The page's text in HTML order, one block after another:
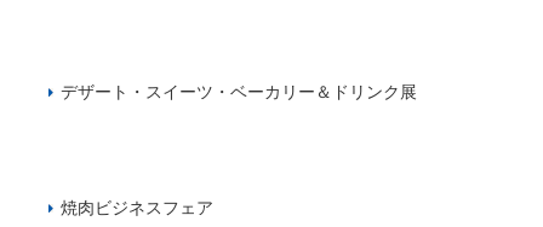
デザート・スイーツ・ベーカリー＆ドリンク展
焼肉ビジネスフェア